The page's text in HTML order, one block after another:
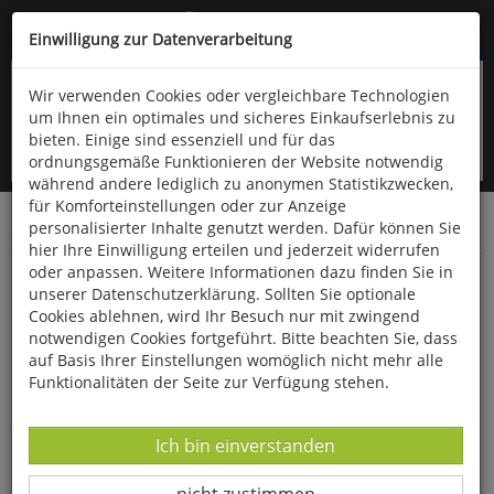
Kompletten Head der Seite überspringen
oder (06766) 9323-960
Startseite Bücher Literatur Belletristik
Nebelmord
Einwilligung zur Datenverarbeitung
Wir verwenden Cookies oder vergleichbare Technologien
um Ihnen ein optimales und sicheres Einkaufserlebnis zu
bieten. Einige sind essenziell und für das
ordnungsgemäße Funktionieren der Website notwendig
während andere lediglich zu anonymen Statistikzwecken,
für Komforteinstellungen oder zur Anzeige
personalisierter Inhalte genutzt werden. Dafür können Sie
hier Ihre Einwilligung erteilen und jederzeit widerrufen
oder anpassen. Weitere Informationen dazu finden Sie in
unserer Datenschutzerklärung. Sollten Sie optionale
Cookies ablehnen, wird Ihr Besuch nur mit zwingend
notwendigen Cookies fortgeführt. Bitte beachten Sie, dass
auf Basis Ihrer Einstellungen womöglich nicht mehr alle
Funktionalitäten der Seite zur Verfügung stehen.
Datenverarbeitung -
Ich bin einverstanden